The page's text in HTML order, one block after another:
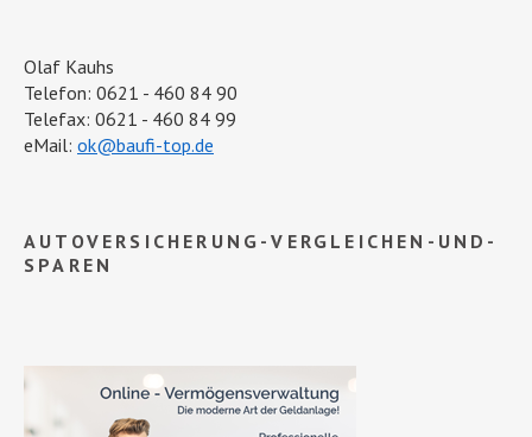
Olaf Kauhs
Telefon: 0621 - 460 84 90
Telefax: 0621 - 460 84 99
eMail: ok@baufi-top.de
AUTOVERSICHERUNG-VERGLEICHEN-UND-
SPAREN